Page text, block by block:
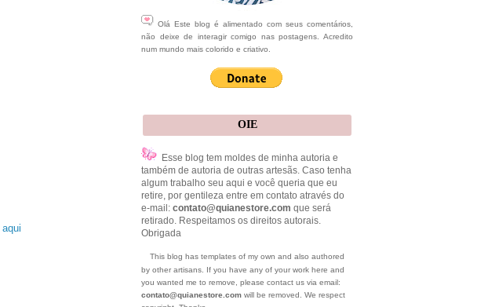
aqui
Olá Este blog é alimentado com seus comentários,
não deixe de interagir comigo nas postagens. Acredito
num mundo mais colorido e criativo.
OIE
Esse blog tem moldes de minha autoria e
também de autoria de outras artesãs. Caso tenha
algum trabalho seu aqui e você queria que eu
retire, por gentileza entre em contato através do
e-mail: contato@quianestore.com que será
retirado. Respeitamos os direitos autorais.
Obrigada
This blog has templates of my own and also authored
by other artisans. If you have any of your work here and
you wanted me to remove, please contact us via email:
contato@quianestore.com will be removed. We respect